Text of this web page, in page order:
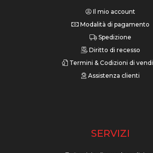
Il mio account
Modalità di pagamento
Spedizione
Diritto di recesso
Termini & Codizioni di
Assistenza clienti
SERVIZI